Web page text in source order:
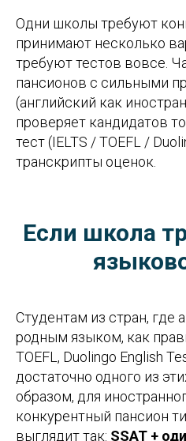
Одни школы требуют
принимают несколько
требуют тестов вовсе.
пансионов с сильными
(английский как
проверяет кандидатов
тест (IELTS / TOEFL /
транскрипты оценок.
Если школа
Студентам из стран, где
родным языком, как
TOEFL, Duolingo English
достаточно одного из
образом, для
конкурентный пансион
выглядит так: SSAT +